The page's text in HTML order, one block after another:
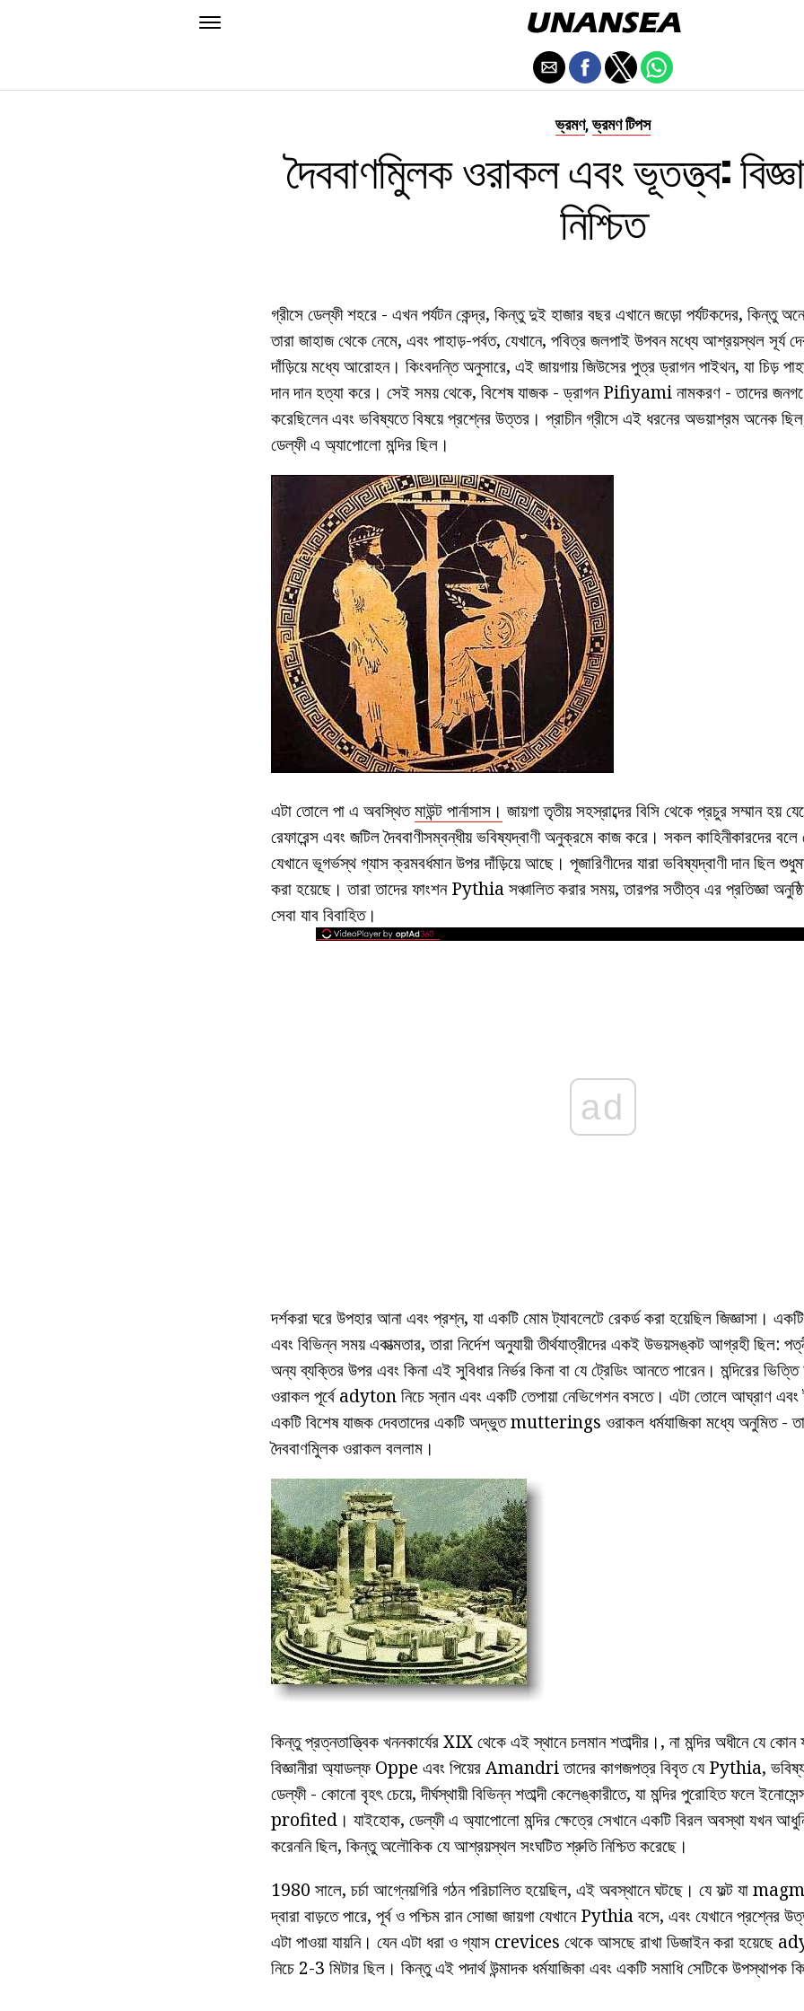
ভ্রমণ,ভ্রমণ টিপস
দৈববাণমিুলক ওরাকল এবং ভূতত্ত্ব:
নিশ্চিত
গ্রীসে ডেল্ফী শহরে - এখন পর্যটন কেন্দ্র, কিন্তু দুই হাজার বছর এখানে জড়ো পর্যটকদের, কিন্তু
তারা জাহাজ থেকে নেমে, এবং পাহাড়-পর্বত, যেখানে, পবিত্র জলপাই উপবন মধ্যে আশ্রয়স্থল সূর্য
দাঁড়িয়ে মধ্যে আরোহন। কিংবদন্তি অনুসারে, এই জায়গায় জিউসের পুত্র ড্রাগন পাইথন, যা চিড়
দান দান হত্যা করে। সেই সময় থেকে, বিশেষ যাজক - ড্রাগন Pifiyami নামকরণ - তাদের
করেছিলেন এবং ভবিষ্যতে বিষয়ে প্রশ্নের উত্তর। প্রাচীন গ্রীসে এই ধরনের অভয়াশ্রম অনেক
ডেল্ফী এ অ্যাপোলো মন্দির ছিল।
এটা তোলে পা এ অবস্থিতমাউন্ট পার্নাসাস। জায়গা তৃতীয় সহস্রাব্দের বিসি থেকে প্রচুর সম্মান
রেফারেন্স এবং জটিল দৈববাণীসম্বন্ধীয় ভবিষ্যদ্বাণী অনুক্রমে কাজ করে। সকল কাহিনীকারদের
যেখানে ভূগর্ভস্থ গ্যাস ক্রমবর্ধমান উপর দাঁড়িয়ে আছে। পূজারিণীদের যারা ভবিষ্যদ্বাণী দান ছিল
করা হয়েছে। তারা তাদের ফাংশন Pythia সঞ্চালিত করার সময়, তারপর সতীত্ব এর প্রতিজ্ঞা
সেবা যাব বিবাহিত।
ad
দর্শকরা ঘরে উপহার আনা এবং প্রশ্ন, যা একটি মোম ট্যাবলেটে রেকর্ড করা হয়েছিল জিজ্ঞাসা।
এবং বিভিন্ন সময় একাত্মতার, তারা নির্দেশ অনুযায়ী তীর্থযাত্রীদের একই উভয়সঙ্কট আগ্রহী ছিল:
অন্য ব্যক্তির উপর এবং কিনা এই সুবিধার নির্ভর কিনা বা যে ট্রেডিং আনতে পারেন। মন্দিরের
ওরাকল পূর্বে adyton নিচে স্নান এবং একটি তেপায়া নেভিগেশন বসতে। এটা তোলে আঘ্রাণ এবং
একটি বিশেষ যাজক দেবতাদের একটি অদ্ভুত mutterings ওরাকল ধর্মযাজিকা মধ্যে অনুমিত -
দৈববাণমিুলক ওরাকল বললাম।
কিন্তু প্রত্নতাত্ত্বিক খননকার্যের XIX থেকে এই স্থানে চলমান শতাব্দীর।, না মন্দির অধীনে যে
বিজ্ঞানীরা অ্যাডল্ফ Oppe এবং পিয়ের Amandri তাদের কাগজপত্র বিবৃত যে Pythia,
ডেল্ফী - কোনো বৃহৎ চেয়ে, দীর্ঘস্থায়ী বিভিন্ন শতাব্দী কেলেঙ্কারীতে, যা মন্দির পুরোহিত ফলে
profited। যাইহোক, ডেল্ফী এ অ্যাপোলো মন্দির ক্ষেত্রে সেখানে একটি বিরল অবস্থা যখন
করেননি ছিল, কিন্তু অলৌকিক যে আশ্রয়স্থল সংঘটিত শ্রুতি নিশ্চিত করেছে।
1980 সালে, চর্চা আগ্নেয়গিরি গঠন পরিচালিত হয়েছিল, এই অবস্থানে ঘটছে। যে ফল্ট যা
দ্বারা বাড়তে পারে, পূর্ব ও পশ্চিম রান সোজা জায়গা যেখানে Pythia বসে, এবং যেখানে প্রশ্নের
এটা পাওয়া যায়নি। যেন এটা ধরা ও গ্যাস crevices থেকে আসছে রাখা ডিজাইন করা হয়েছে
নিচে 2-3 মিটার ছিল। কিন্তু এই পদার্থ উন্মাদক ধর্মযাজিকা এবং একটি সমাধি সেটিকে উপস্থাপক